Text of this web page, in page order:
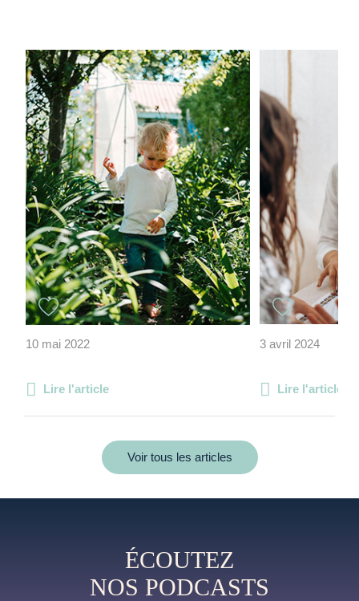
10 mai 2022
Lire l'article
3 avril 2024
Lire l'article
Voir tous les articles
ÉCOUTEZ
NOS PODCASTS